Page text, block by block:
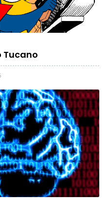
Tucano